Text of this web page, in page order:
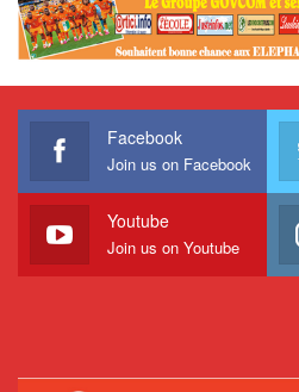
Facebook
Join us on Facebook
Youtube
Join us on Youtube